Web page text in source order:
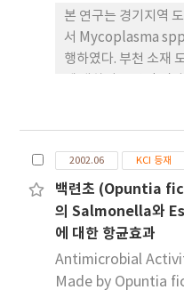
안전성 평가 시험방
에 의한 품질특성 평
성을 검토하고, 시험
험을 진행하여 그 함
를 통한 식품, 의약품
본 연구는 경기지역
서 Mycoplasma
행하였다. 부천 소재
192두와 돼지 257두
지 각각의
를 이용한 검사 결과
16두(8.3%)에서 검
bovis 및 M.
는 M. hyo-
hyorhinis가 13두
2002.06 KCI 등재
백련초 (Opuntia
의 Salmonella와
에 대한 항균효과
Antimicrobial
Made by Opuntia